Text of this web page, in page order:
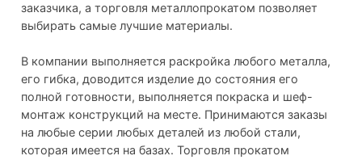
заказчика, а торговля металлопрокатом позволяет
выбирать самые лучшие материалы.
В компании выполняется раскройка любого металла,
его гибка, доводится изделие до состояния его
полной готовности, выполняется покраска и шеф-
монтаж конструкций на месте. Принимаются заказы
на любые серии любых деталей из любой стали,
которая имеется на базах. Торговля прокатом